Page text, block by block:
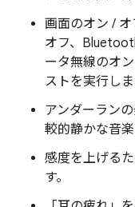
画面のオン / オ
オフ、
ータ無線のオ
ストを実行しま
アンダーラン
較的静かな音楽
感度を上げる
す。